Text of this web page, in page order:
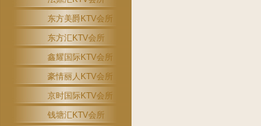
东方美爵KTV会所
东方汇KTV会所
鑫耀国际KTV会所
豪情丽人KTV会所
京时国际KTV会所
钱塘汇KTV会所